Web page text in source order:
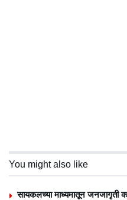
You might also like
सायकलच्या माध्यमातून जनजागृती